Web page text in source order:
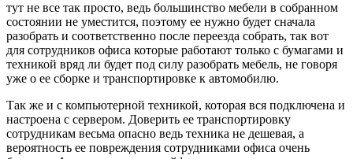
тут не все так просто, ведь большинство мебели в собранном
состоянии не уместится, поэтому ее нужно будет сначала
разобрать и соответственно после переезда собрать, так вот
для сотрудников офиса которые работают только с бумагами и
техникой вряд ли будет под силу разобрать мебель, не говоря
уже о ее сборке и транспортировке к автомобилю.
Так же и с компьютерной техникой, которая вся подключена и
настроена с сервером. Доверить ее транспортировку
сотрудникам весьма опасно ведь техника не дешевая, а
вероятность ее повреждения сотрудниками офиса очень